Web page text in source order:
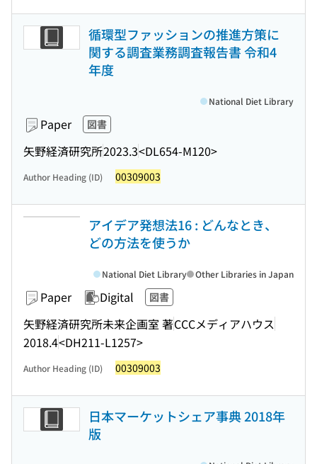
循環型ファッションの推進方策に
関する調査業務調査報告書 令和4
年度
Paper 図書
矢野経済研究所2023.3<DL654-M120>
National Diet Library
Author Heading (ID) 00309003
アイデア発想法16 : どんなとき、
どの方法を使うか
Paper Digital 図書
矢野経済研究所未来企画室 著CCCメディアハウス
2018.4<DH211-L1257>
National Diet Library Other Libraries in Japan
Author Heading (ID) 00309003
日本マーケットシェア事典 2018年
版